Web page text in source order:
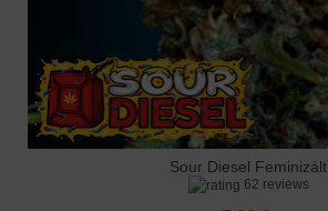
Sour Diesel Feminizált
62 reviews